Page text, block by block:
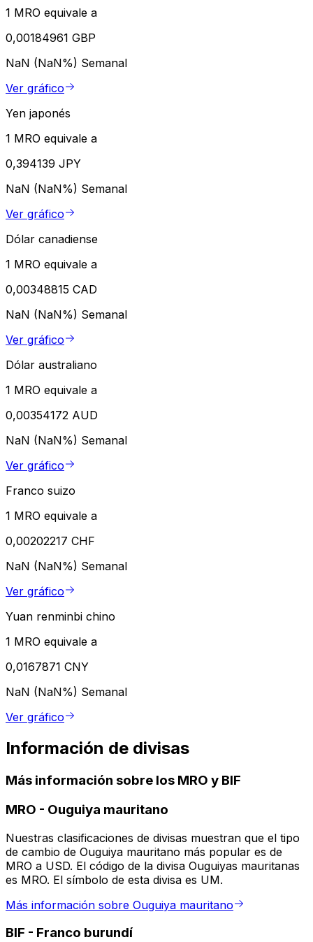
1 MRO equivale a
0,00184961 GBP
NaN (NaN%) Semanal
Ver gráfico
Yen japonés
1 MRO equivale a
0,394139 JPY
NaN (NaN%) Semanal
Ver gráfico
Dólar canadiense
1 MRO equivale a
0,00348815 CAD
NaN (NaN%) Semanal
Ver gráfico
Dólar australiano
1 MRO equivale a
0,00354172 AUD
NaN (NaN%) Semanal
Ver gráfico
Franco suizo
1 MRO equivale a
0,00202217 CHF
NaN (NaN%) Semanal
Ver gráfico
Yuan renminbi chino
1 MRO equivale a
0,0167871 CNY
NaN (NaN%) Semanal
Ver gráfico
Información de divisas
Más información sobre los MRO y BIF
MRO - Ouguiya mauritano
Nuestras clasificaciones de divisas muestran que el tipo
de cambio de Ouguiya mauritano más popular es de
MRO a USD. El código de la divisa Ouguiyas mauritanas
es MRO. El símbolo de esta divisa es UM.
Más información sobre Ouguiya mauritano
BIF - Franco burundí